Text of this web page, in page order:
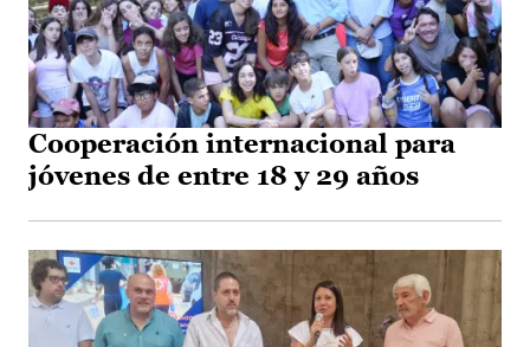
Cooperación internacional para
jóvenes de entre 18 y 29 años